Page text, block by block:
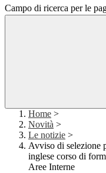
Campo di ricerca per le
Home >
Novità >
Le notizie >
Avviso di selezione
inglese corso di
Aree Interne